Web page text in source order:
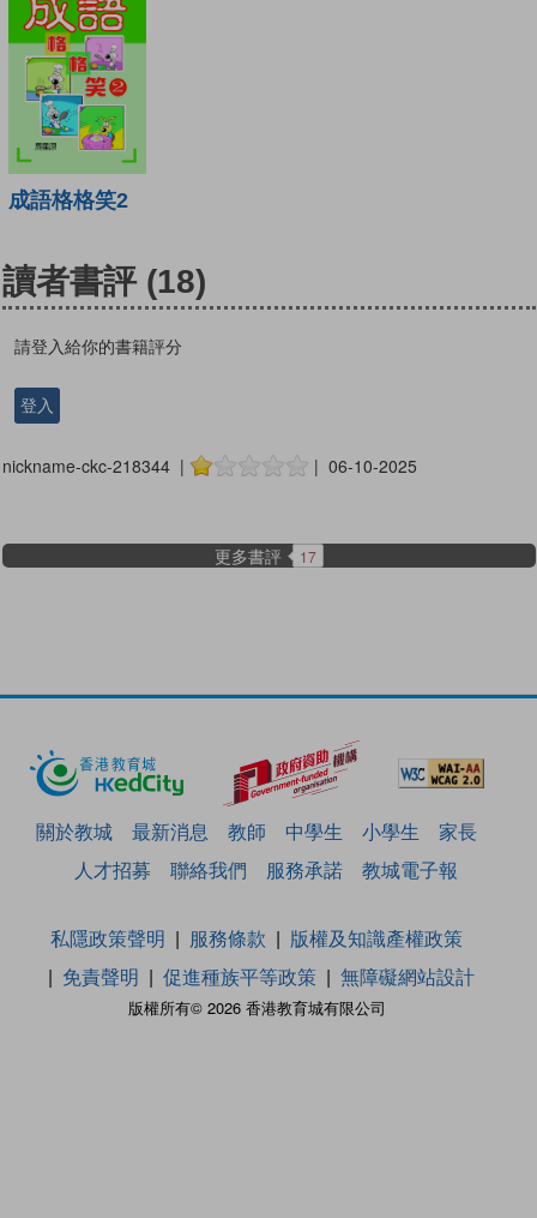
成語格格笑2
讀者書評 (18)
請登入給你的書籍評分
登入
nickname-ckc-218344 | | 06-10-2025
更多書評 17
關於教城 最新消息 教師 中學生 小學生
家長
人才招募
聯絡我們 服務承諾 教城電子報
版權所有© 2026 香港教育城有限公司
私隱政策聲明 服務條款
版權及知識產權政策
免責聲明
促進種族平等政策 無障礙網站設計